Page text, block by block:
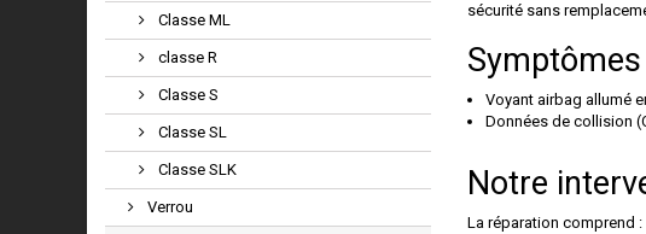
Classe ML
classe R
Classe S
Classe SL
Classe SLK
Verrou
sécurité sans
Voyant airbag allumé
Données de collision
Notre
La réparation comprend :